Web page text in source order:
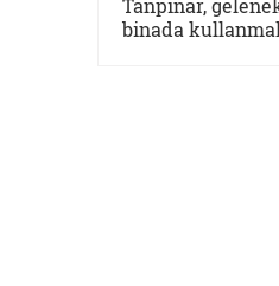
Tanpınar,
binada